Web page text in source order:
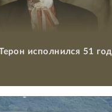
исполнился 51 год